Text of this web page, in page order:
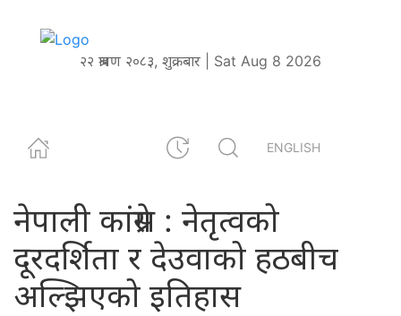
२२ श्रावण २०८३, शुक्रबार | Sat Aug 8 2026
ENGLISH
नेपाली कांग्रेस : नेतृत्वको
दूरदर्शिता र देउवाको हठबीच
अल्झिएको इतिहास